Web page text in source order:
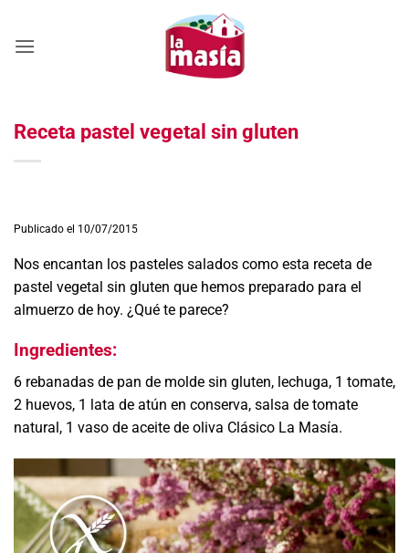
contenido
Receta pastel vegetal sin gluten
Publicado el 10/07/2015
Nos encantan los pasteles salados como esta receta de
pastel vegetal sin gluten que hemos preparado para el
almuerzo de hoy. ¿Qué te parece?
Ingredientes:
6 rebanadas de pan de molde sin gluten, lechuga, 1 tomate,
2 huevos, 1 lata de atún en conserva, salsa de tomate
natural, 1 vaso de aceite de oliva Clásico La Masía.